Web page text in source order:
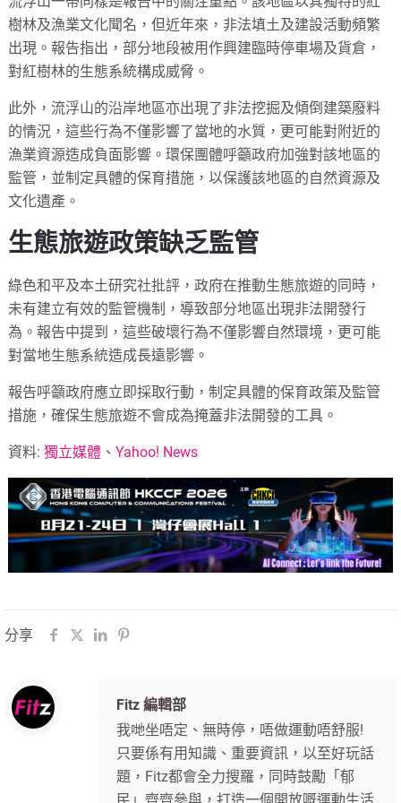
樹林及漁業文化聞名，但近年來，非法填土及建設活動頻繁
出現。報告指出，部分地段被用作興建臨時停車場及貨倉，
對紅樹林的生態系統構成威脅。
此外，流浮山的沿岸地區亦出現了非法挖掘及傾倒建築廢料
的情況，這些行為不僅影響了當地的水質，更可能對附近的
漁業資源造成負面影響。環保團體呼籲政府加強對該地區的
監管，並制定具體的保育措施，以保護該地區的自然資源及
文化遺產。
生態旅遊政策缺乏監管
綠色和平及本土研究社批評，政府在推動生態旅遊的同時，
未有建立有效的監管機制，導致部分地區出現非法開發行
為。報告中提到，這些破壞行為不僅影響自然環境，更可能
對當地生態系統造成長遠影響。
報告呼籲政府應立即採取行動，制定具體的保育政策及監管
措施，確保生態旅遊不會成為掩蓋非法開發的工具。
資料:獨立媒體 、Yahoo! News
分享
Fitz 編輯部
我哋坐唔定、無時停，唔做運動唔舒服!
只要係有用知識、重要資訊，以至好玩話
題，Fitz都會全力搜羅，同時鼓勵「郁